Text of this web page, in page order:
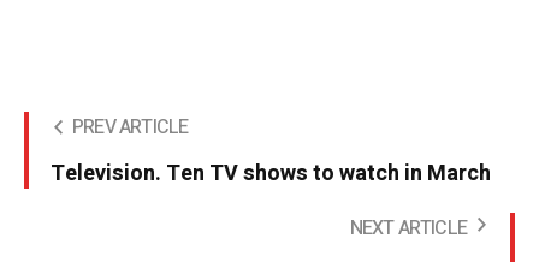
PREV ARTICLE
Television. Ten TV shows to watch in March
NEXT ARTICLE